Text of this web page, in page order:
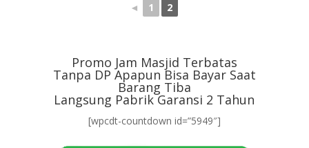
◄ 1 2
Promo Jam Masjid Terbatas
Tanpa DP Apapun Bisa Bayar Saat
Barang Tiba
Langsung Pabrik Garansi 2 Tahun
[wpcdt-countdown id=”5949″]